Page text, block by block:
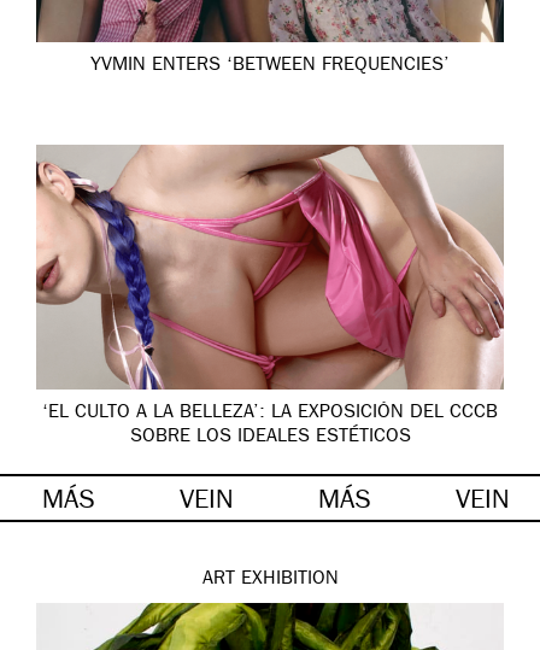
YVMIN ENTERS ‘BETWEEN FREQUENCIES’
‘EL CULTO A LA BELLEZA’: LA EXPOSICIÓN DEL CCCB
SOBRE LOS IDEALES ESTÉTICOS
MÁS VEIN MÁS VEIN
ART EXHIBITION